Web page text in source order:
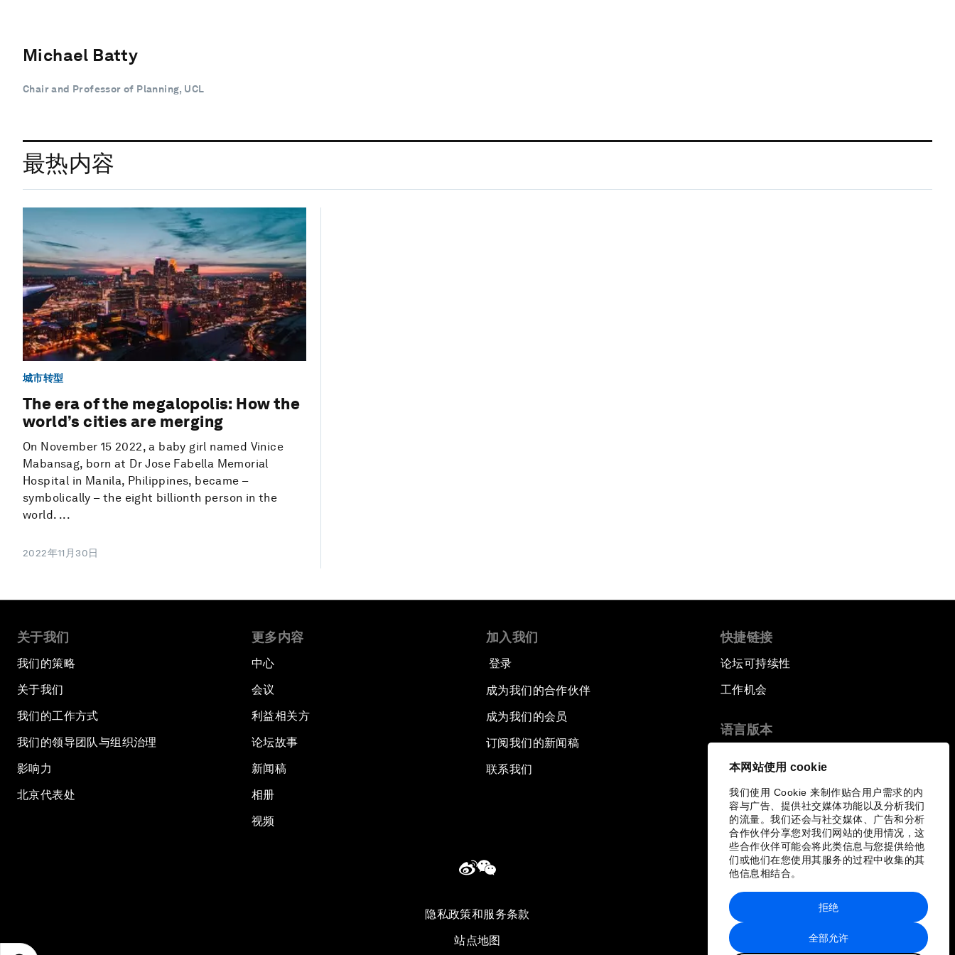
本网站使用 cookie
我们使用 Cookie 来制作贴合用户需求的内
容与广告、提供社交媒体功能以及分析我们
的流量。我们还会与社交媒体、广告和分析
合作伙伴分享您对我们网站的使用情况，这
些合作伙伴可能会将此类信息与您提供给他
们或他们在您使用其服务的过程中收集的其
他信息相结合。
全部允许
拒绝
Michael Batty
Chair and Professor of Planning, UCL
最热内容
城市转型
The era of the megalopolis: How the
world’s cities are merging
On November 15 2022, a baby girl named Vinice
Mabansag, born at Dr Jose Fabella Memorial
Hospital in Manila, Philippines, became –
symbolically – the eight billionth person in the
world. ...
2022年11月30日
关于我们
我们的策略
关于我们
我们的工作方式
我们的领导团队与组织治理
影响力
北京代表处
更多内容
中心
会议
利益相关方
论坛故事
新闻稿
相册
视频
加入我们
登录
成为我们的合作伙伴
成为我们的会员
订阅我们的新闻稿
联系我们
快捷链接
论坛可持续性
工作机会
语言版本
隐私政策和服务条款
站点地图